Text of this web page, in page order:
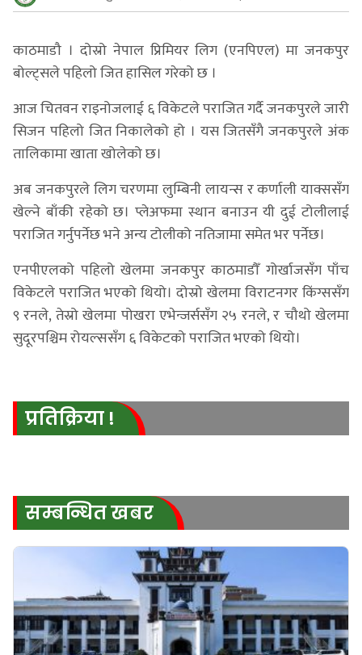
काठमाडौ । दोस्रो नेपाल प्रिमियर लिग (एनपिएल) मा जनकपुर
बोल्ट्सले पहिलो जित हासिल गरेको छ ।
आज चितवन राइनोजलाई ६ विकेटले पराजित गर्दै जनकपुरले जारी
सिजन पहिलो जित निकालेको हो । यस जितसँगै जनकपुरले अंक
तालिकामा खाता खोलेको छ।
अब जनकपुरले लिग चरणमा लुम्बिनी लायन्स र कर्णाली याक्ससँग
खेल्ने बाँकी रहेको छ। प्लेअफमा स्थान बनाउन यी दुई टोलीलाई
पराजित गर्नुपर्नेछ भने अन्य टोलीको नतिजामा समेत भर पर्नेछ।
एनपीएलको पहिलो खेलमा जनकपुर काठमाडौँ गोर्खाजसँग पाँच
विकेटले पराजित भएको थियो। दोस्रो खेलमा विराटनगर किंग्ससँग
९ रनले, तेस्रो खेलमा पोखरा एभेन्जर्ससँग २५ रनले, र चौथो खेलमा
सुदूरपश्चिम रोयल्ससँग ६ विकेटको पराजित भएको थियो।
प्रतिक्रिया !
सम्बन्धित खबर